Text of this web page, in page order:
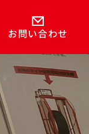
お問い合わせ